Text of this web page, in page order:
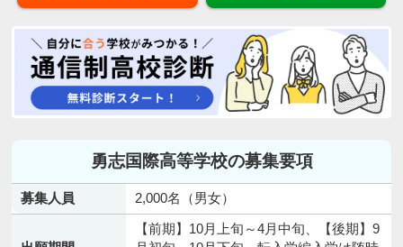
勇志国際高等学校の募集要項
募集人員 2,000名（男女）
【前期】10月上旬～4月中旬、【後期】9